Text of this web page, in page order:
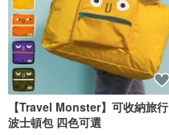
【Travel Monster】可收納旅行
波士頓包 四色可選